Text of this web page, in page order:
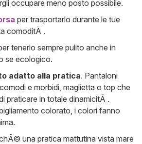
occupare meno posto possibile.
per trasportarlo durante le tue
comoditÃ .
tenerlo sempre pulito anche in
se ecologico.
adatto alla pratica. Pantaloni
e morbidi, maglietta o top che
praticare in totale dinamicitÃ .
colorato, i colori fanno
una pratica mattutina vista mare